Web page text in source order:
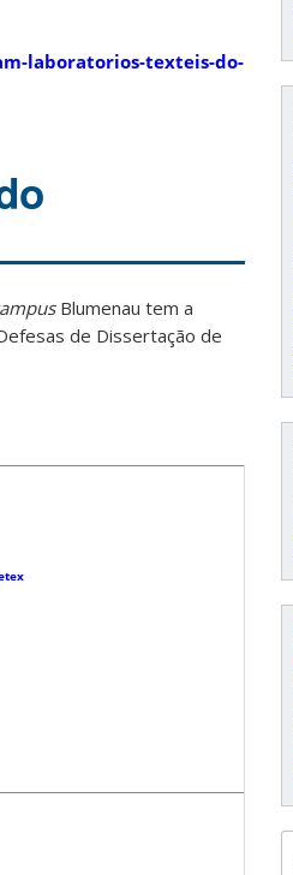
laboratorios-texteis-do-
Blumenau tem a
de Dissertação de